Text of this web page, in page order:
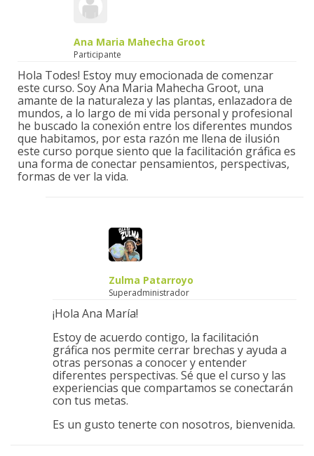
Ana Maria Mahecha Groot
Participante
Hola Todes! Estoy muy emocionada de comenzar
este curso. Soy Ana Maria Mahecha Groot, una
amante de la naturaleza y las plantas, enlazadora de
mundos, a lo largo de mi vida personal y profesional
he buscado la conexión entre los diferentes mundos
que habitamos, por esta razón me llena de ilusión
este curso porque siento que la facilitación gráfica es
una forma de conectar pensamientos, perspectivas,
formas de ver la vida.
Zulma Patarroyo
Superadministrador
¡Hola Ana María!
Estoy de acuerdo contigo, la facilitación
gráfica nos permite cerrar brechas y ayuda a
otras personas a conocer y entender
diferentes perspectivas. Sé que el curso y las
experiencias que compartamos se conectarán
con tus metas.
Es un gusto tenerte con nosotros, bienvenida.